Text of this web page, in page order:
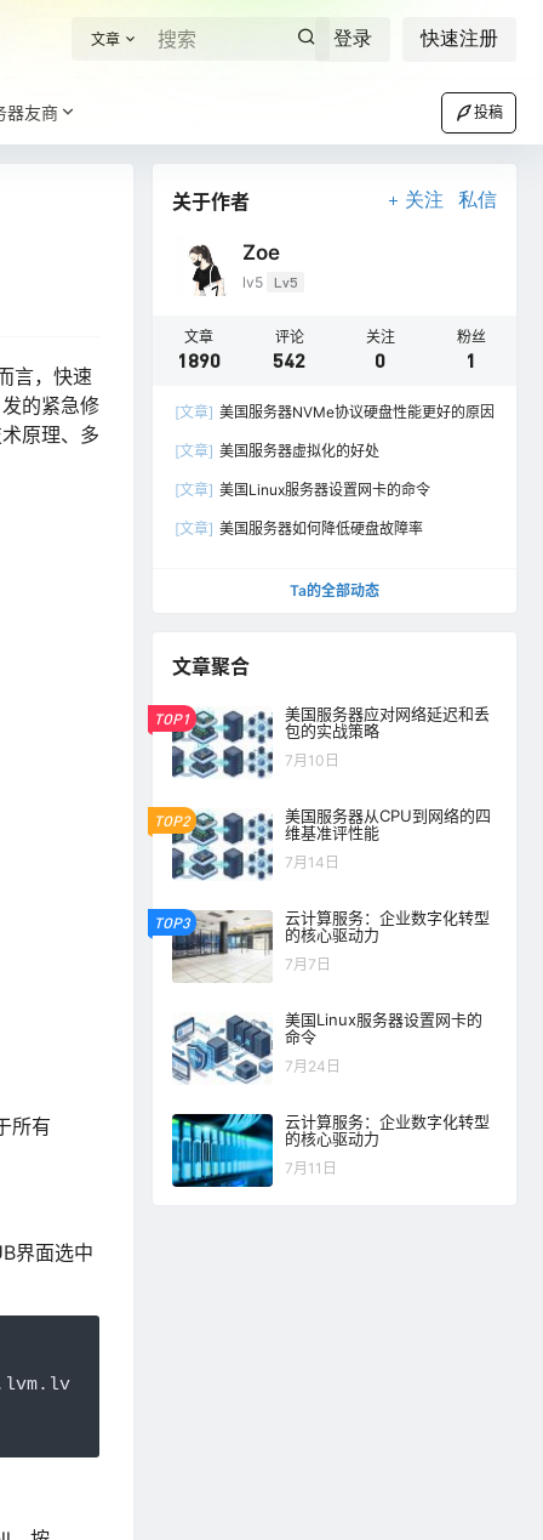
文章 登录 快速注册
器友商 投稿
言，快速
的紧急修
原理、多
所有
界面选中
lvm. lv
关于作者 关注 私信
Zoe
lv5 Lv5
文章
1890
评论
542
关注
0
粉丝
1
[文章] 美国服务器NVMe协议硬盘性能更好的原因
[文章] 美国服务器虚拟化的好处
[文章] 美国Linux服务器设置网卡的命令
[文章] 美国服务器如何降低硬盘故障率
Ta的全部动态
文章聚合
TOP1
美国服务器应对网络延迟和丢
包的实战策略
7月10日
TOP2
美国服务器从CPU到网络的四
维基准评性能
7月14日
TOP3
云计算服务：企业数字化转型
的核心驱动力
7月7日
美国Linux服务器设置网卡的
命令
7月24日
云计算服务：企业数字化转型
的核心驱动力
7月11日